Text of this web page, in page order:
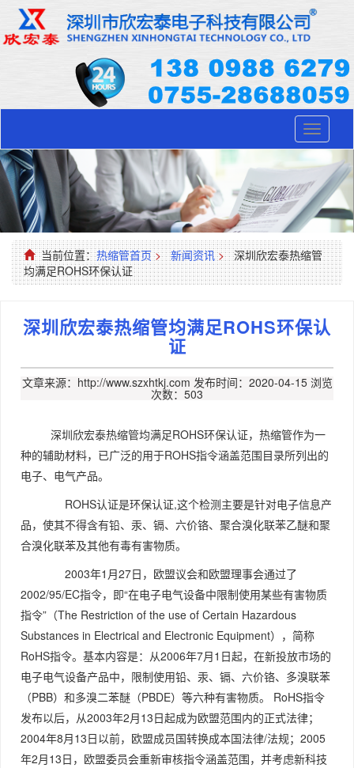
Toggle
当前位置：热缩管首页 > 新闻资讯 > 深圳欣宏泰热缩管
均满足ROHS环保认证
深圳欣宏泰热缩管均满足ROHS环保认
证
文章来源：http://www.szxhtkj.com 发布时间：2020-04-15 浏览
次数：503
深圳欣宏泰热缩管均满足ROHS环保认证，热缩管作为一
种的辅助材料，已广泛的用于ROHS指令涵盖范围目录所列出的
电子、电气产品。
ROHS认证是环保认证,这个检测主要是针对电子信息产
品，使其不得含有铅、汞、镉、六价铬、聚合溴化联苯乙醚和聚
合溴化联苯及其他有毒有害物质。
2003年1月27日，欧盟议会和欧盟理事会通过了
2002/95/EC指令，即“在电子电气设备中限制使用某些有害物质
指令”（The Restriction of the use of Certain Hazardous
Substances in Electrical and Electronic Equipment），简称
RoHS指令。基本内容是：从2006年7月1日起，在新投放市场的
电子电气设备产品中，限制使用铅、汞、镉、六价铬、多溴联苯
（PBB）和多溴二苯醚（PBDE）等六种有害物质。 RoHS指令
发布以后，从2003年2月13日起成为欧盟范围内的正式法律；
2004年8月13日以前，欧盟成员国转换成本国法律/法规；2005
年2月13日，欧盟委员会重新审核指令涵盖范围，并考虑新科技